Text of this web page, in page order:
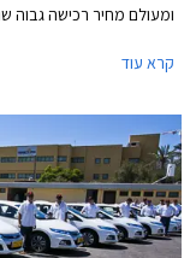
ומעולם מחיר רכישה גבוה
והטבות שמעניקות עיריות
קרא עוד